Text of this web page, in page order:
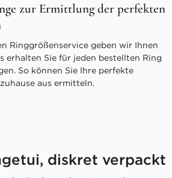
zur Ermittlung der perfekten
Ringgrößenservice geben wir Ihnen
erhalten Sie für jeden bestellten Ring
So können Sie Ihre perfekte
aus ermitteln.
diskret verpackt